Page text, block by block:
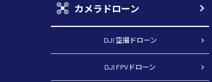
カメラドローン
DJI 空撮ドローン
DJI FPVドローン